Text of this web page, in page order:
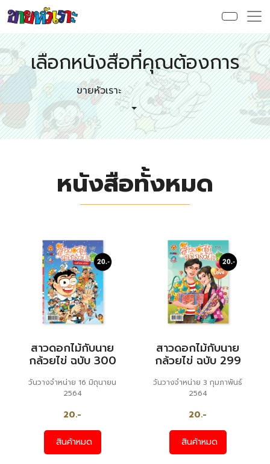
เลือกหนังสือที่คุณต้องการ
ขายหัวเราะ
หนังสือทั้งหมด
สาวดอกไม้กับนาย
กล้วยไข่ ฉบับ 300
วันวางจำหน่าย 16 มิถุนายน
2564
20.-
สินค้าหมด
สาวดอกไม้กับนาย
กล้วยไข่ ฉบับ 299
วันวางจำหน่าย 3 กุมภาพันธ์
2564
20.-
สินค้าหมด